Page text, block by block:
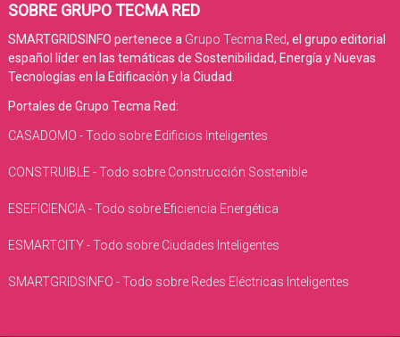
SOBRE GRUPO TECMA RED
SMARTGRIDSINFO pertenece a Grupo Tecma Red, el grupo editorial
español líder en las temáticas de Sostenibilidad, Energía y Nuevas
Tecnologías en la Edificación y la Ciudad.
Portales de Grupo Tecma Red:
CASADOMO - Todo sobre Edificios Inteligentes
CONSTRUIBLE - Todo sobre Construcción Sostenible
ESEFICIENCIA - Todo sobre Eficiencia Energética
ESMARTCITY - Todo sobre Ciudades Inteligentes
SMARTGRIDSINFO - Todo sobre Redes Eléctricas Inteligentes